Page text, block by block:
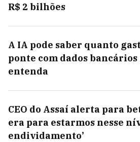
R$ 2 bilhões
A IA pode saber quanto
ponte com dados
entenda
CEO do Assaí alerta para
era para estarmos nesse
endividamento’